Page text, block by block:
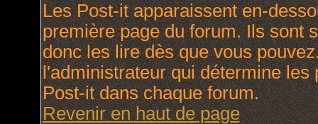
Les Post-it apparaissent en-
première page du forum. Ils sont
donc les lire dès que vous
l'administrateur qui détermine
Post-it dans chaque forum.
Revenir en haut de page